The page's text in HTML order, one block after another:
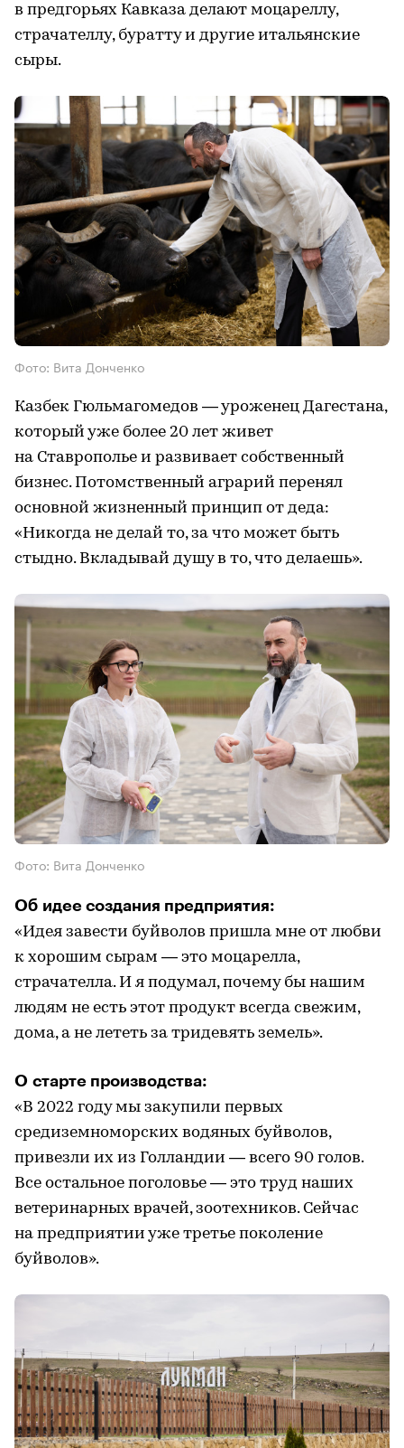
в предгорьях Кавказа делают моцареллу,
страчателлу, буратту и другие итальянские
сыры.
Фото: Вита Донченко
Казбек Гюльмагомедов — уроженец Дагестана,
который уже более 20 лет живет
на Ставрополье и развивает собственный
бизнес. Потомственный аграрий перенял
основной жизненный принцип от деда:
«Никогда не делай то, за что может быть
стыдно. Вкладывай душу в то, что делаешь».
Фото: Вита Донченко
Об идее создания предприятия:
«Идея завести буйволов пришла мне от любви
к хорошим сырам — это моцарелла,
страчателла. И я подумал, почему бы нашим
людям не есть этот продукт всегда свежим,
дома, а не лететь за тридевять земель».
О старте производства:
«В 2022 году мы закупили первых
средиземноморских водяных буйволов,
привезли их из Голландии — всего 90 голов.
Все остальное поголовье — это труд наших
ветеринарных врачей, зоотехников. Сейчас
на предприятии уже третье поколение
буйволов».